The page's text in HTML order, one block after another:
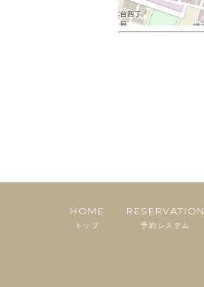
HOME
トップ
RESERVATION
予約システム